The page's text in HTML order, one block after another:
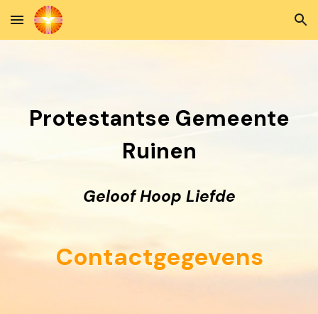
Skip to main content Skip to navigation
Protestantse Gemeente
Ruinen
Geloof Hoop Liefde
Contactgegevens